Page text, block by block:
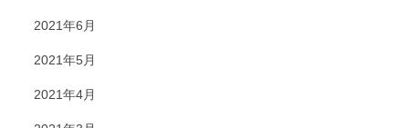
2021年6月
2021年5月
2021年4月